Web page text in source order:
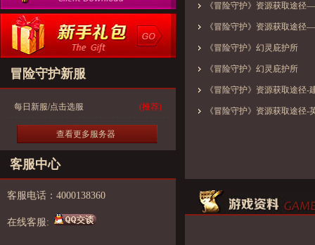
冒险守护新服
每日新服/点击选服 (推荐)
查看更多服务器
客服中心
客服电话：4000138360
在线客服:
《冒险守护》资源获取途
《冒险守护》资源获取途
《冒险守护》幻灵庇护所
《冒险守护》幻灵庇护所
《冒险守护》资源获取途径-
《冒险守护》资源获取途径-